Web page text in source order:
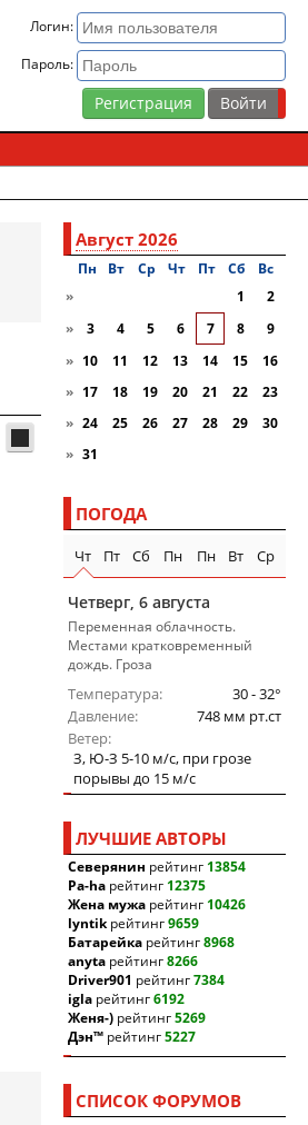
Логин:
Пароль:
Регистрация
Август 2026
Пн Вт Ср Чт Пт Сб
Вc
»
1
2
»
3 4 5 6 7 8
9
» 10 11 12 13 14 15
16
» 17 18 19 20 21 22
23
» 24 25 26 27 28 29
30
» 31
ПОГОДА
Чт Пт Сб Пн Пн Вт Ср
Четверг, 6 августа
Переменная облачность.
Местами кратковременный
дождь. Гроза
Температура
30 - 32°
Давление
748 мм рт.ст
Ветер
З, Ю-З 5-10 м/c, при грозе
порывы до 15 м/c
ЛУЧШИЕ АВТОРЫ
Северянин рейтинг 13854
Pa-ha рейтинг 12375
Жена мужа рейтинг 10426
lyntikрейтинг9659
Батарейка рейтинг8968
anyta рейтинг8266
Driver901 рейтинг7384
igla рейтинг6192
Женя-) рейтинг5269
Дэн™ рейтинг5227
СПИСОК ФОРУМОВ